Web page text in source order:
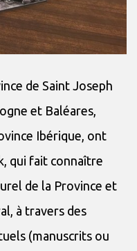
de Saint Joseph
et Baléares,
Ibérique, ont
qui fait connaître
de la Province et
à travers des
(manuscrits ou